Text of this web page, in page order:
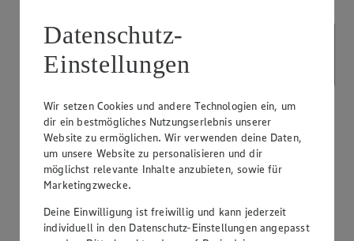
Datenschutz-
Einstellungen
Wir setzen Cookies und andere Technologien ein, um
dir ein bestmögliches Nutzungserlebnis unserer
Website zu ermöglichen. Wir verwenden deine Daten,
um unsere Website zu personalisieren und dir
möglichst relevante Inhalte anzubieten, sowie für
Marketingzwecke.
Deine Einwilligung ist freiwillig und kann jederzeit
individuell in den Datenschutz-Einstellungen angepasst